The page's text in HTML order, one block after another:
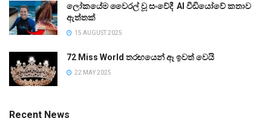
ලෝකයේම වෛරල් වූ සංවේදී AI වීඩියෝවේ කතාව
ඇත්තක්
15 AUGUST 2025
72 Miss World තරඟයෙන් ඈ ඉවත් වෙයි
22 MAY 2025
Recent News